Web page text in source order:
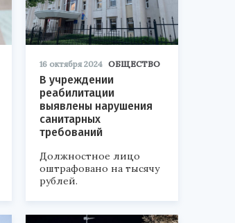
16 октября 2024 ОБЩЕСТВО
В учреждении
реабилитации
выявлены нарушения
санитарных
требований
Должностное лицо
оштрафовано на тысячу
рублей.